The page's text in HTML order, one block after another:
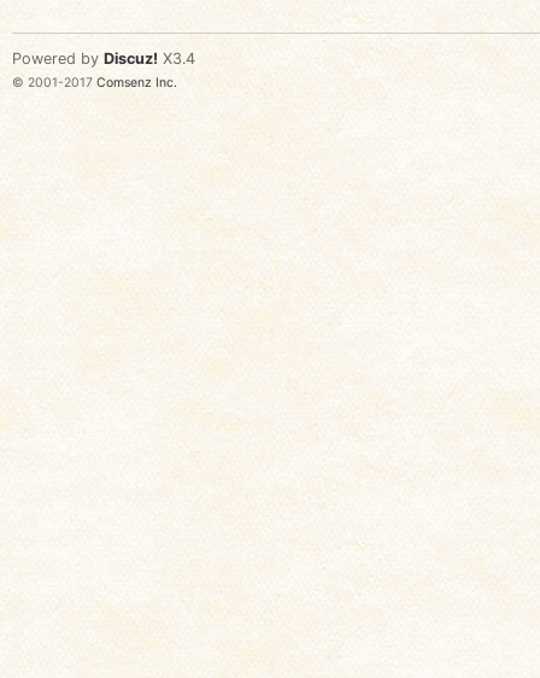
Powered by Discuz! X3.4
© 2001-2017 Comsenz Inc.